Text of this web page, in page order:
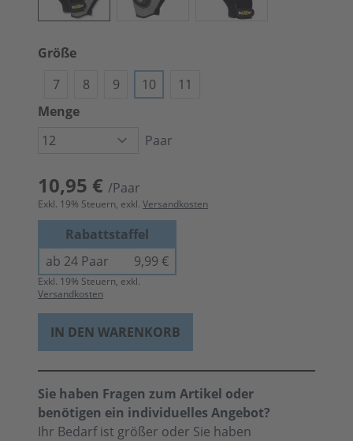
Größe
7
8 9 10
11
Menge
Paar
10,95 € /Paar
Exkl. 19% Steuern, exkl. Versandkosten
Rabattstaffel
ab 24 Paar
9,99 €
Exkl. 19% Steuern, exkl.
Versandkosten
IN DEN WARENKORB
Sie haben Fragen zum Artikel oder
benötigen ein individuelles Angebot?
Ihr Bedarf ist größer oder Sie haben